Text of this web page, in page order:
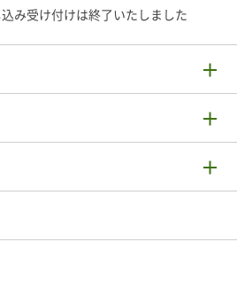
み受け付けは終了いたしました